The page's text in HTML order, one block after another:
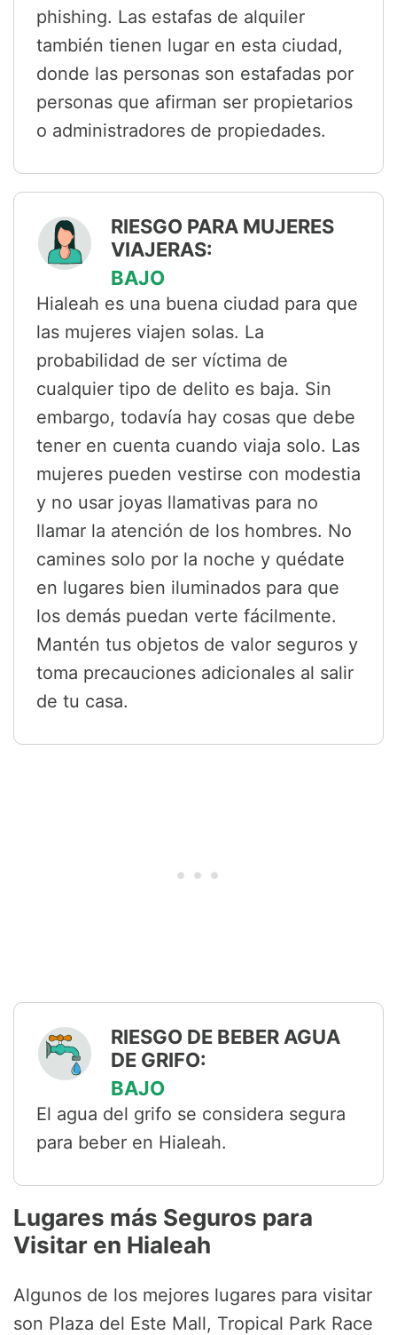
phishing. Las estafas de alquiler
también tienen lugar en esta ciudad,
donde las personas son estafadas por
personas que afirman ser propietarios
o administradores de propiedades.
RIESGO PARA MUJERES
VIAJERAS:
BAJO
Hialeah es una buena ciudad para que
las mujeres viajen solas. La
probabilidad de ser víctima de
cualquier tipo de delito es baja. Sin
embargo, todavía hay cosas que debe
tener en cuenta cuando viaja solo. Las
mujeres pueden vestirse con modestia
y no usar joyas llamativas para no
llamar la atención de los hombres. No
camines solo por la noche y quédate
en lugares bien iluminados para que
los demás puedan verte fácilmente.
Mantén tus objetos de valor seguros y
toma precauciones adicionales al salir
de tu casa.
RIESGO DE BEBER AGUA
DE GRIFO:
BAJO
El agua del grifo se considera segura
para beber en Hialeah.
Lugares más Seguros para
Visitar en Hialeah
Algunos de los mejores lugares para visitar
son Plaza del Este Mall, Tropical Park Race